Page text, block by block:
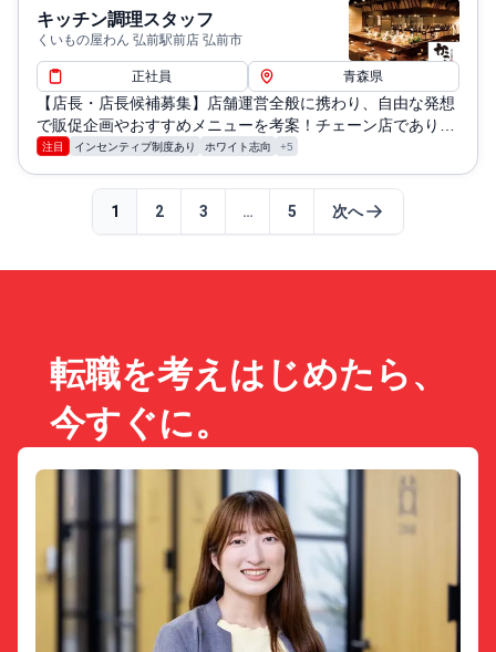
キッチン調理スタッフ
くいもの屋わん 弘前駅前店 弘前市
正社員 青森県
【店長・店長候補募集】店舗運営全般に携わり、自由な発想
で販促企画やおすすめメニューを考案！チェーン店でありな
がら個性を活かせるチャンスです。
注目 インセンティブ制度あり ホワイト志向 +5
1 2 3 … 5 次へ
転職を考えはじめたら、
今すぐに。